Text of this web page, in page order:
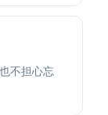
不担心忘